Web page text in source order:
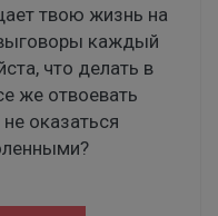
твою жизнь на
каждый
что делать в
же отвоевать
оказаться